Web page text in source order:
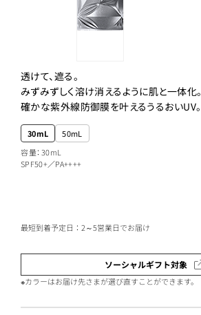
透けて、遮る。
みずみずしく溶け消えるように肌と一体化。
確かな紫外線防御膜を叶えるうるおいUV。
30mL
50mL
容量：30mL
SPF50+／PA++++
最短到着予定日：2～5営業日でお届け
ソーシャルギフト対象
※カラーはお届け先さまが選び直すことができます。